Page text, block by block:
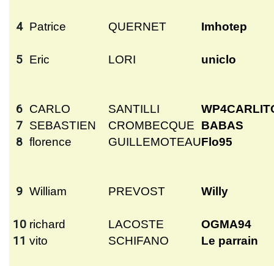
4 Patrice QUERNET Imhotep
5 Eric LORI uniclo
6 CARLO SANTILLI
7 SEBASTIEN CROMBECQUE BABAS
8 florence GUILLEMOTEAUFlo95
9 William PREVOST Willy
10 richard LACOSTE OGMA94
11 vito SCHIFANO Le parrain